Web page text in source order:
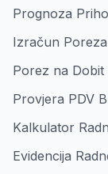
Prognoza
Izračun
Porez na Dobit
Provjera PDV
Kalkulator
Evidencija